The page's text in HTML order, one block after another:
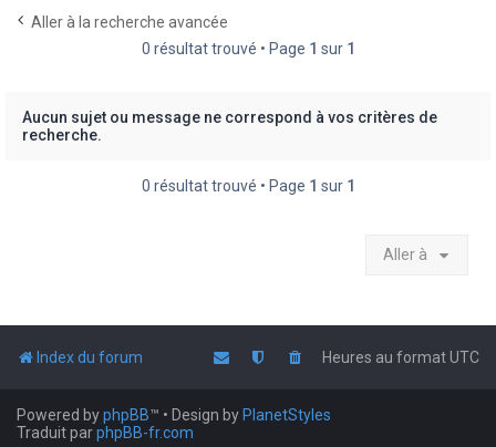
Aller à la recherche avancée
0 résultat trouvé • Page 1 sur 1
Aucun sujet ou message ne correspond à vos critères de
recherche.
0 résultat trouvé • Page 1 sur 1
Aller à
Index du forum Heures au formatUTC
Powered byphpBB™ • Design by PlanetStyles
Traduit parphpBB-fr.com